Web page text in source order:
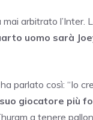
arbitrato l’Inter.
uomo sarà
parlato così: “Io
suo giocatore più
a tenere